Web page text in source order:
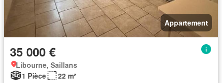
Appartement
35 000 €
Libourne, Saillans
1 Pièce
22 m²